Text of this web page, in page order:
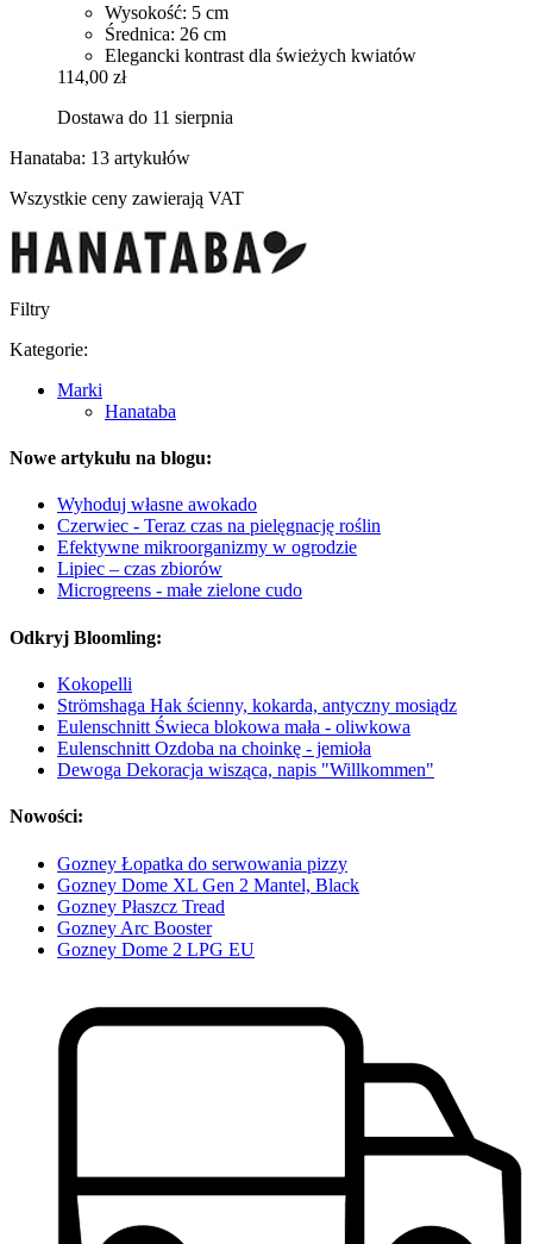
Wysokość: 5 cm
Średnica: 26 cm
Elegancki kontrast dla świeżych kwiatów
114,00 zł
Dostawa do 11 sierpnia
Hanataba: 13 artykułów
Wszystkie ceny zawierają VAT
Filtry
Kategorie:
Marki
Hanataba
Nowe artykułu na blogu:
Wyhoduj własne awokado
Czerwiec - Teraz czas na pielęgnację roślin
Efektywne mikroorganizmy w ogrodzie
Lipiec – czas zbiorów
Microgreens - małe zielone cudo
Odkryj Bloomling:
Kokopelli
Strömshaga Hak ścienny, kokarda, antyczny mosiądz
Eulenschnitt Świeca blokowa mała - oliwkowa
Eulenschnitt Ozdoba na choinkę - jemioła
Dewoga Dekoracja wisząca, napis "Willkommen"
Nowości:
Gozney Łopatka do serwowania pizzy
Gozney Dome XL Gen 2 Mantel, Black
Gozney Płaszcz Tread
Gozney Arc Booster
Gozney Dome 2 LPG EU